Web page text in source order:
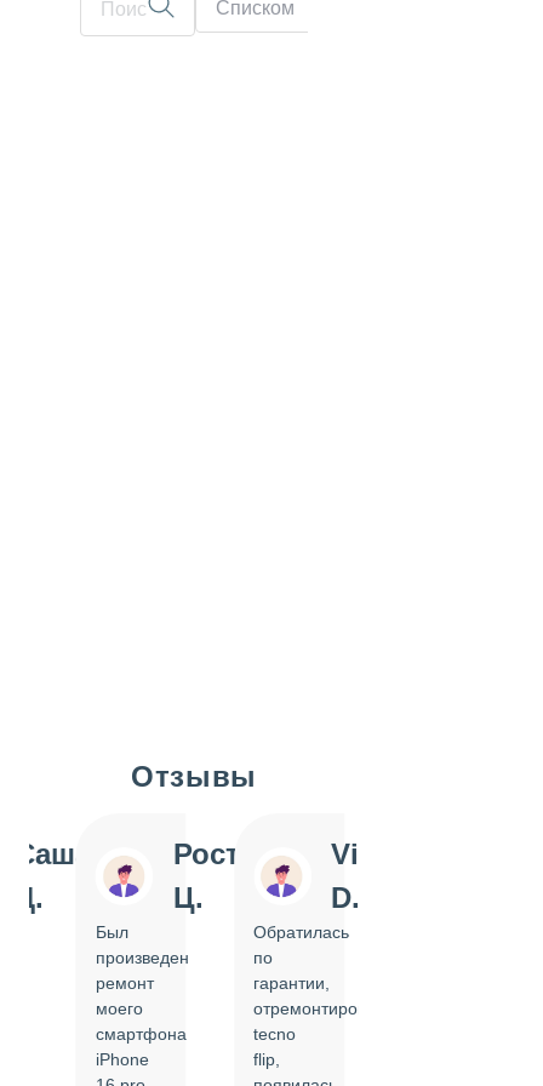
Списком
Отзывы
Саша
Д.
Ростислав
Ц.
Был
произведен
ремонт
моего
смартфона
iPhone
Vi
D.
Обратилась
по
гарантии,
отремонтировать
tecno
flip,